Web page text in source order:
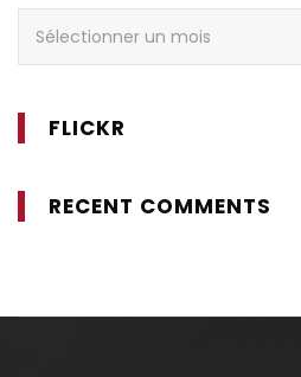
FLICKR
RECENT COMMENTS